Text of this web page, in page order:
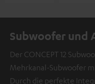
Subwoofer und
Der CONCEPT 12
Mehrkanal-Subwoofer
Durch die perfekte